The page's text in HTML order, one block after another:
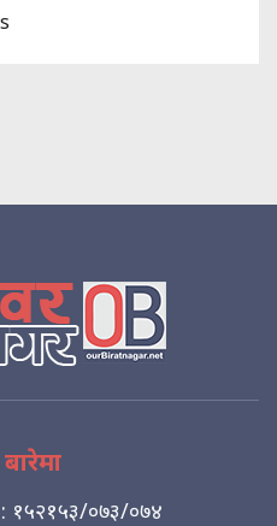
बारेमा
: १५२१५३/०७३/०७४